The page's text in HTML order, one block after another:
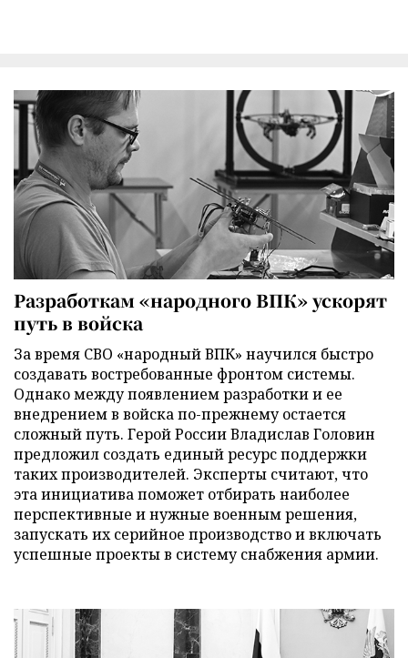
Разработкам «народного ВПК» ускорят
путь в войска
За время СВО «народный ВПК» научился быстро
создавать востребованные фронтом системы.
Однако между появлением разработки и ее
внедрением в войска по-прежнему остается
сложный путь. Герой России Владислав Головин
предложил создать единый ресурс поддержки
таких производителей. Эксперты считают, что
эта инициатива поможет отбирать наиболее
перспективные и нужные военным решения,
запускать их серийное производство и включать
успешные проекты в систему снабжения армии.